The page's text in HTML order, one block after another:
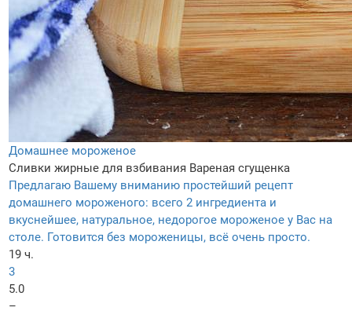
Домашнее мороженое
Сливки жирные для взбивания Вареная сгущенка
Предлагаю Вашему вниманию простейший рецепт
домашнего мороженого: всего 2 ингредиента и
вкуснейшее, натуральное, недорогое мороженое у Вас на
столе. Готовится без мороженицы, всё очень просто.
19 ч.
3
5.0
–